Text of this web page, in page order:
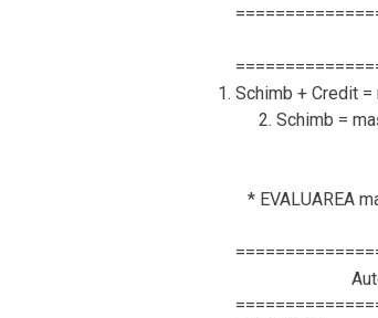
1. Schimb + Credit
2. Schimb =
* EVALUAREA